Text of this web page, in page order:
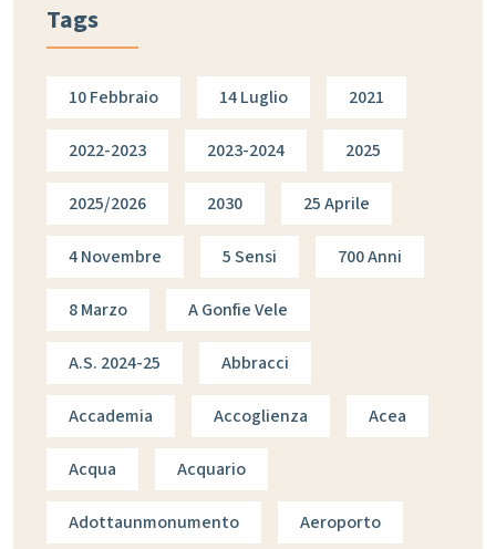
Tags
10 Febbraio 14 Luglio 2021
2022-2023 2023-2024 2025
2025/2026 2030 25 Aprile
4 Novembre 5 Sensi 700 Anni
8 Marzo A Gonfie Vele
A.s. 2024-25 Abbracci
Accademia Accoglienza Acea
Acqua Acquario
Adottaunmonumento Aeroporto